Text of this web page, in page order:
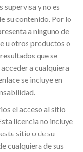
supervisa y no es
su contenido. Por lo
a ninguno de
u otros productos o
que se
a cualquiera
se incluye en
el acceso al sitio
licencia no incluye
sitio o de su
cualquiera de sus